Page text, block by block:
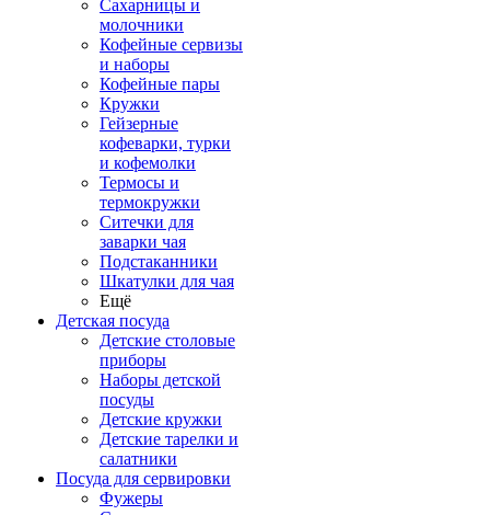
Сахарницы и
молочники
Кофейные сервизы
и наборы
Кофейные пары
Кружки
Гейзерные
кофеварки, турки
и кофемолки
Термосы и
термокружки
Ситечки для
заварки чая
Подстаканники
Шкатулки для чая
Ещё
Детская посуда
Детские столовые
приборы
Наборы детской
посуды
Детские кружки
Детские тарелки и
салатники
Посуда для сервировки
Фужеры